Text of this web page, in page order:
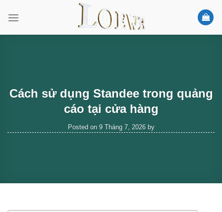
Cách sử dụng Standee trong quảng
cáo tại cửa hàng
Posted on 9 Tháng 7, 2026by